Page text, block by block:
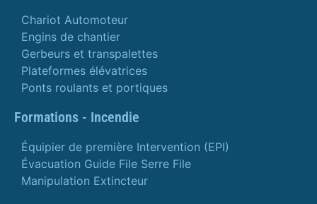
Chariot Automoteur
Engins de chantier
Gerbeurs et transpalettes
Plateformes élévatrices
Ponts roulants et portiques
Formations - Incendie
Équipier de première Intervention (EPI)
Évacuation Guide File Serre File
Manipulation Extincteur